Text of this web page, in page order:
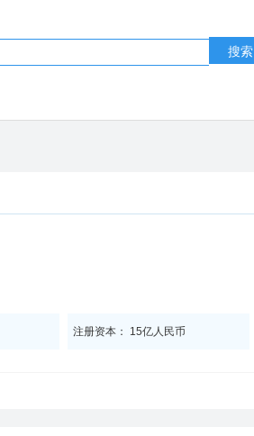
搜索
注册资本： 15亿人民币